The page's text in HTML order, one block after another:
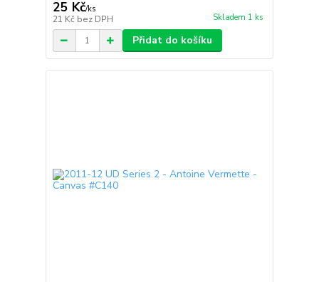
25 Kč/ks
21 Kč bez DPH Skladem 1 ks
Přidat do košíku